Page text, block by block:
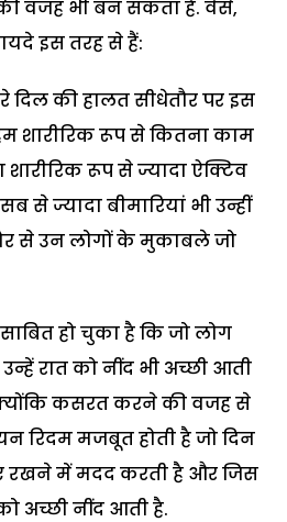
वजह भी बन सकता है. वैसे,
इस तरह से हैं:
दिल की हालत सीधेतौर पर इस
शारीरिक रूप से कितना काम
रूप से ज्यादा ऐक्टिव
से ज्यादा बीमारियां भी उन्हीं
से उन लोगों के मुकाबले जो
हो चुका है कि जो लोग
रात को नींद भी अच्छी आती
क्योंकि कसरत करने की वजह से
रिदम मजबूत होती है जो दिन
रखने में मदद करती है और जिस
अच्छी नींद आती है.